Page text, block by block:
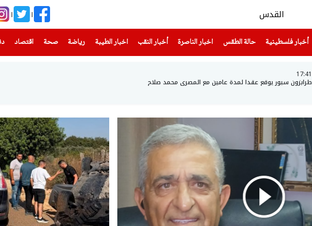
أخبار فلسطينية(current) حالة الطقس اخبار الناصرة
(current) أخبار النقب
(current) اخبار الطيبة
(current) رياضة(current) صحة
(current) اقتصاد
(current)
17:41
طرابزون سبور يوقع عقدا لمدة عامين مع المصري محمد صلاح